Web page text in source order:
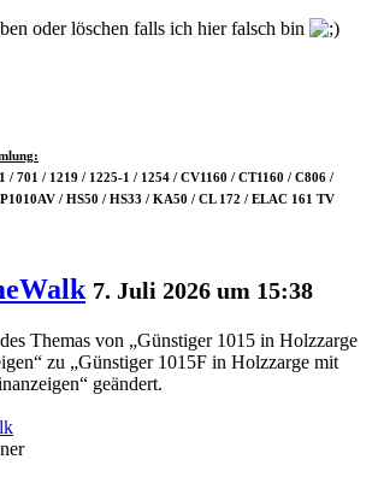
oder löschen falls ich hier falsch bin
/ 701 / 1219 / 1225-1 / 1254 / CV1160 / CT1160 / C806 /
/ HS50 / HS33 / KA50 / CL 172 / ELAC 161 TV
7. Juli 2026 um 15:38
Themas von „Günstiger 1015 in Holzzarge
zu „Günstiger 1015F in Holzzarge mit
geändert.